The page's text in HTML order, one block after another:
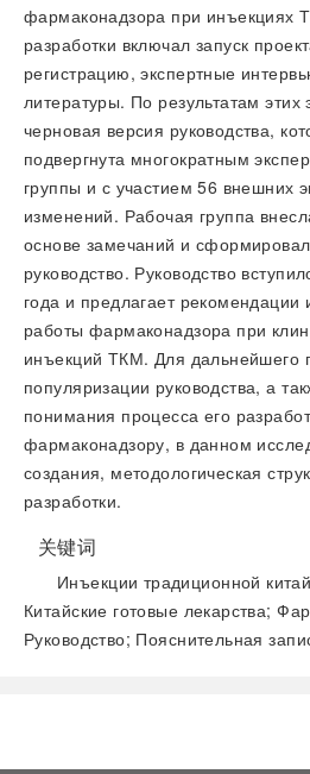
фармаконадзора при инъекциях
разработки включал запуск
регистрацию, экспертные
литературы. По результатам
черновая версия руководства,
подвергнута многократным
группы и с участием 56 внешних
изменений. Рабочая группа
основе замечаний и
руководство. Руководство
года и предлагает
работы фармаконадзора при
инъекций ТКМ. Для дальнейшего
популяризации руководства, а
понимания процесса его
фармаконадзору, в данном
создания, методологическая
разработки.
关键词
Инъекции традиционной
Китайские готовые лекарства;
Руководство; Пояснительная